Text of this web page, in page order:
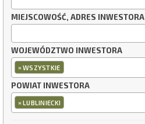
MIEJSCOWOŚĆ, ADRES INWESTORA
WOJEWÓDZTWO INWESTORA
×WSZYSTKIE
POWIAT INWESTORA
×LUBLINIECKI